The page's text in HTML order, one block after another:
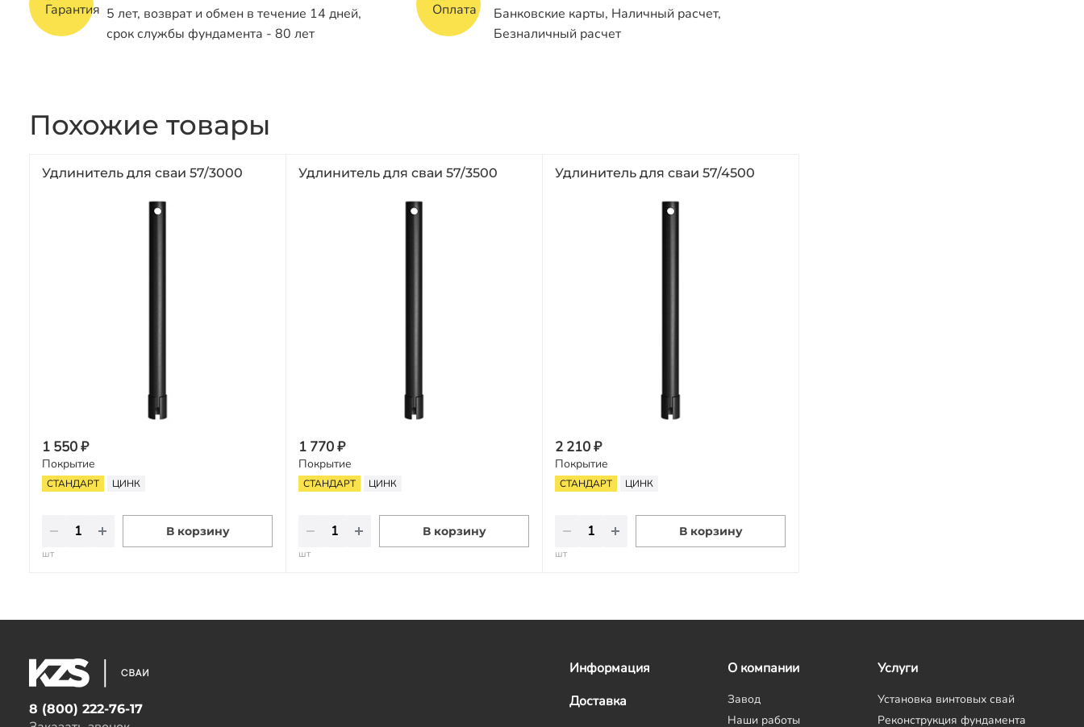
5 лет, возврат и обмен в течение 14 дней,
срок службы фундамента - 80 лет
Банковские карты, Наличный расчет,
Безналичный расчет
Похожие товары
Удлинитель для сваи 57/3000
1 550 ₽
Покрытие
СТАНДАРТ ЦИНК
В корзину
шт
Удлинитель для сваи 57/3500
1 770 ₽
Покрытие
СТАНДАРТ ЦИНК
В корзину
шт
Удлинитель для сваи 57/4500
2 210 ₽
Покрытие
СТАНДАРТ ЦИНК
В корзину
шт
8 (800) 222-76-17
Информация
Доставка
О компании
Завод
Наши работы
Услуги
Установка винтовых свай
Реконструкция фундамента